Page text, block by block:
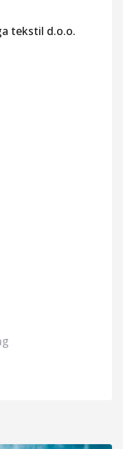
tekstil d.o.o.